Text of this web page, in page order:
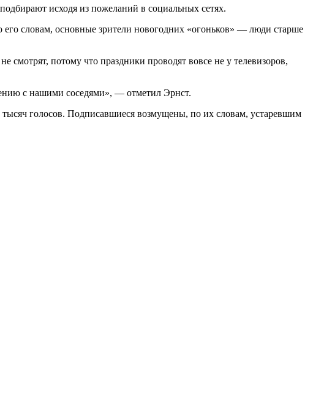
исходя из пожеланий в социальных сетях.
словам, основные зрители новогодних «огоньков» — люди старше
потому что праздники проводят вовсе не у телевизоров,
с нашими соседями», — отметил Эрнст.
тысяч голосов. Подписавшиеся возмущены, по их словам, устаревшим